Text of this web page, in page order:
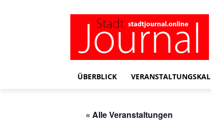
ÜBERBLICK
« Alle Veranstaltungen